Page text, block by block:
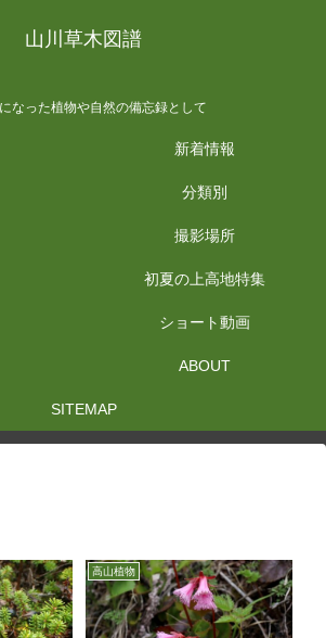
山川草木図譜
なった植物や自然の備忘録として
新着情報
分類別
撮影場所
初夏の上高地特集
ショート動画
ABOUT
SITEMAP
高山植物